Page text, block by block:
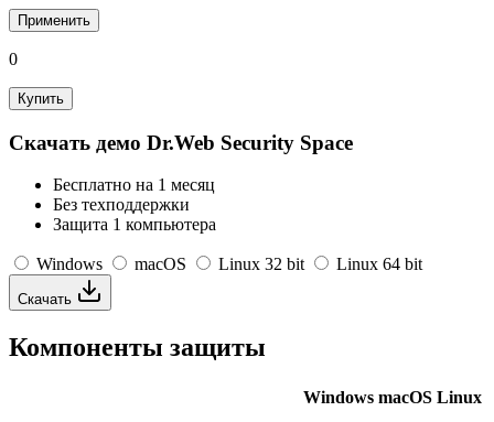
Применить
0
Купить
Скачать демо Dr.Web Security Space
Бесплатно на 1 месяц
Без техподдержки
Защита 1 компьютера
Windows macOS Linux 32 bit Linux 64 bit
Скачать
Компоненты защиты
Windows macOS Linux